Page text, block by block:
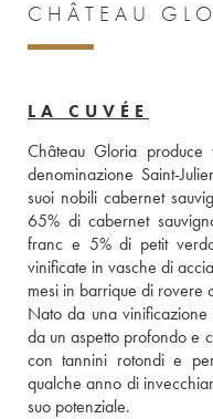
CHÂTEAU
LA CUVÉE
Château Gloria
denominazione Saint-
suoi nobili cabernet
65% di cabernet
franc e 5% di petit
vinificate in vasche di
mesi in barrique di rovere
Nato da una vinificazione
da un aspetto profondo e
con tannini rotondi e
qualche anno di
suo potenziale.